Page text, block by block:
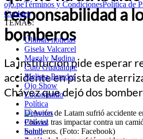
ojo.peTérminos y CondicionesPolítica de
Cookies
TEMAS:
Últimas noticias
Gisela Valcarcel
Magaly Medina
Cuto Guadalupe
Melissa Paredes
Ojo Show
Locomundo
Política
Deportes
Policial
Salud
responsabilidad a
bomberos
La institución pide esperar
accidente en pista de
Chávez que dejó dos